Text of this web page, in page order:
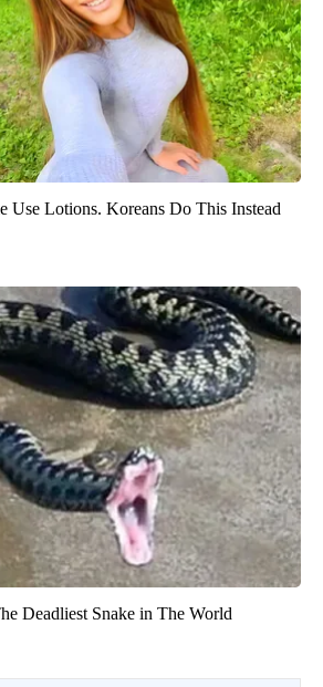
Use Lotions. Koreans Do This Instead
Deadliest Snake in The World